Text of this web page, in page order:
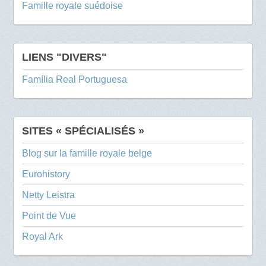
Famille royale suédoise
LIENS "DIVERS"
Família Real Portuguesa
SITES « SPÉCIALISÉS »
Blog sur la famille royale belge
Eurohistory
Netty Leistra
Point de Vue
Royal Ark